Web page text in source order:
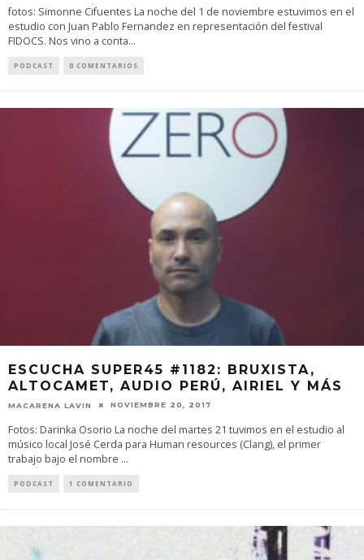
fotos: Simonne Cifuentes La noche del 1 de noviembre estuvimos en el
estudio con Juan Pablo Fernandez en representación del festival
FIDOCS. Nos vino a conta...
PODCAST 0 COMENTARIOS
ESCUCHA SUPER45 #1182: BRUXISTA,
ALTOCAMET, AUDIO PERÚ, AIRIEL Y MÁS
MACARENA LAVIN NOVIEMBRE 20, 2017
Fotos: Darinka Osorio La noche del martes 21 tuvimos en el estudio al
músico local José Cerda para Human resources (Clang), el primer
trabajo bajo el nombre ...
PODCAST 1 COMENTARIO